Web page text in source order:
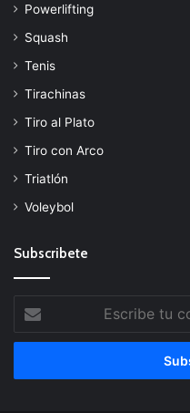
Powerlifting
Squash
Tenis
Tirachinas
Tiro al Plato
Tiro con Arco
Triatlón
Voleybol
Subscribete
tu
correo